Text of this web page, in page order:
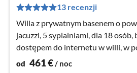
13 recenzji
Willa z prywatnym basenem o
jacuzzi, 5 sypialniami, dla 18
dostępem do internetu w willi, w
panoramiczną i spokojną lokal
od 461€/ noc